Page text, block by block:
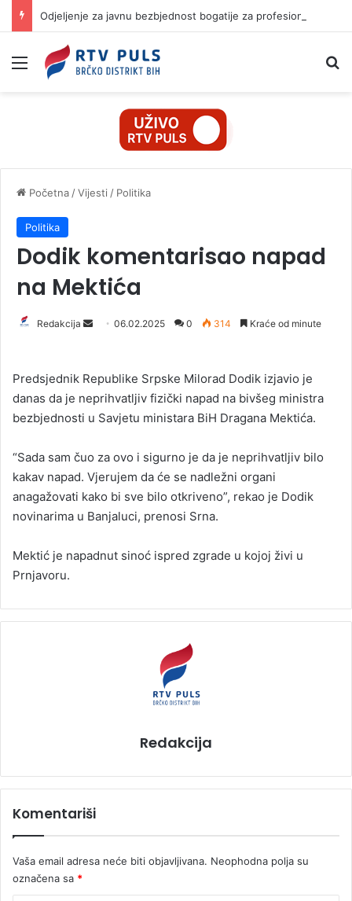
Izbornik
Početna /Vijesti / Politika
Politika
Dodik komentarisao napad
na Mektića
Redakcija
d
a
n
m
a
i
l
06.02.2025 0 314 Kraće od minute
Predsjednik Republike Srpske Milorad Dodik izjavio je
danas da je neprihvatljiv fizički napad na bivšeg ministra
bezbjednosti u Savjetu ministara BiH Dragana Mektića.
“Sada sam čuo za ovo i sigurno je da je neprihvatljiv bilo
kakav napad. Vjerujem da će se nadležni organi
anagažovati kako bi sve bilo otkriveno”, rekao je Dodik
novinarima u Banjaluci, prenosi Srna.
Mektić je napadnut sinoć ispred zgrade u kojoj živi u
Prnjavoru.
Redakcija
Komentariši
Vaša email adresa neće biti objavljivana. Neophodna polja su
označena sa *